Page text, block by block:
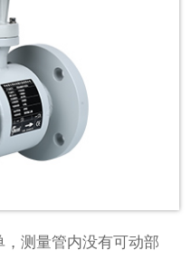
测量管内没有可动部